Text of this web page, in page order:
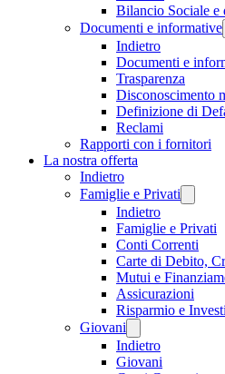
Bilancio Sociale e
Documenti e informative
Indietro
Documenti e
Trasparenza
Disconoscimento
Definizione di
Reclami
Rapporti con i fornitori
La nostra offerta
Indietro
Famiglie e Privati
Indietro
Famiglie e Privati
Conti Correnti
Carte di Debito,
Mutui e
Assicurazioni
Risparmio e
Giovani
Indietro
Giovani